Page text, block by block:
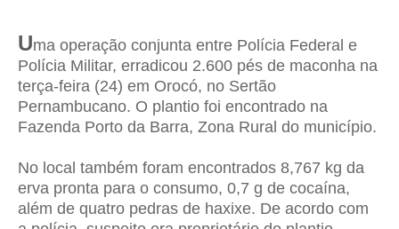
Uma operação conjunta entre Polícia Federal e
Polícia Militar, erradicou 2.600 pés de maconha na
terça-feira (24) em Orocó, no Sertão
Pernambucano. O plantio foi encontrado na
Fazenda Porto da Barra, Zona Rural do município.
No local também foram encontrados 8,767 kg da
erva pronta para o consumo, 0,7 g de cocaína,
além de quatro pedras de haxixe. De acordo com